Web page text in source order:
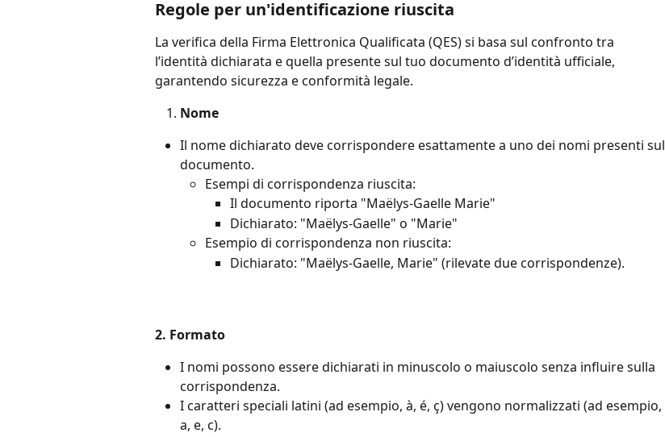
Regole per un'identificazione riuscita
La verifica della Firma Elettronica Qualificata (QES) si basa sul confronto tra
l’identità dichiarata e quella presente sul tuo documento d’identità ufficiale,
garantendo sicurezza e conformità legale.
Nome
Il nome dichiarato deve corrispondere esattamente a uno dei nomi presenti sul
documento.
Esempi di corrispondenza riuscita:
Il documento riporta "Maëlys-Gaelle Marie"
Dichiarato: "Maëlys-Gaelle" o "Marie"
Esempio di corrispondenza non riuscita:
Dichiarato: "Maëlys-Gaelle, Marie" (rilevate due corrispondenze).
2. Formato
I nomi possono essere dichiarati in minuscolo o maiuscolo senza influire sulla
corrispondenza.
I caratteri speciali latini (ad esempio, à, é, ç) vengono normalizzati (ad esempio,
a, e, c).